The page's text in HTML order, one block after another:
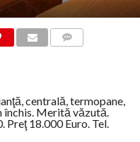
centrală, termopane,
Merită văzută.
Preţ 18.000 Euro. Tel.